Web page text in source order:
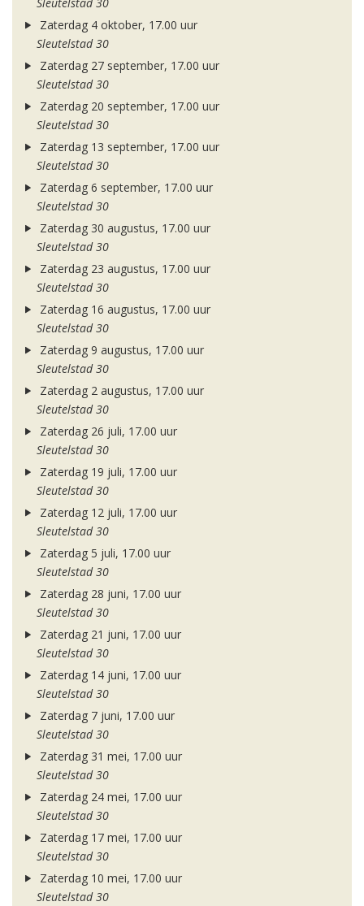
Sleutelstad 30
Zaterdag 4 oktober, 17.00 uur
Sleutelstad 30
Zaterdag 27 september, 17.00 uur
Sleutelstad 30
Zaterdag 20 september, 17.00 uur
Sleutelstad 30
Zaterdag 13 september, 17.00 uur
Sleutelstad 30
Zaterdag 6 september, 17.00 uur
Sleutelstad 30
Zaterdag 30 augustus, 17.00 uur
Sleutelstad 30
Zaterdag 23 augustus, 17.00 uur
Sleutelstad 30
Zaterdag 16 augustus, 17.00 uur
Sleutelstad 30
Zaterdag 9 augustus, 17.00 uur
Sleutelstad 30
Zaterdag 2 augustus, 17.00 uur
Sleutelstad 30
Zaterdag 26 juli, 17.00 uur
Sleutelstad 30
Zaterdag 19 juli, 17.00 uur
Sleutelstad 30
Zaterdag 12 juli, 17.00 uur
Sleutelstad 30
Zaterdag 5 juli, 17.00 uur
Sleutelstad 30
Zaterdag 28 juni, 17.00 uur
Sleutelstad 30
Zaterdag 21 juni, 17.00 uur
Sleutelstad 30
Zaterdag 14 juni, 17.00 uur
Sleutelstad 30
Zaterdag 7 juni, 17.00 uur
Sleutelstad 30
Zaterdag 31 mei, 17.00 uur
Sleutelstad 30
Zaterdag 24 mei, 17.00 uur
Sleutelstad 30
Zaterdag 17 mei, 17.00 uur
Sleutelstad 30
Zaterdag 10 mei, 17.00 uur
Sleutelstad 30